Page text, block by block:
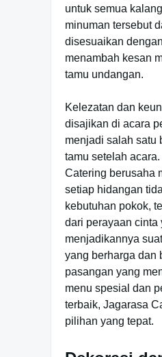
untuk semua
minuman tersebut
disesuaikan
menambah kesan
tamu undangan.
Kelezatan dan
disajikan di acara
menjadi salah satu
tamu setelah
Catering berusaha
setiap hidangan
kebutuhan pokok,
dari perayaan cinta
menjadikannya
yang berharga dan
pasangan yang
menu spesial dan
terbaik, Jagarasa
pilihan yang tepat.